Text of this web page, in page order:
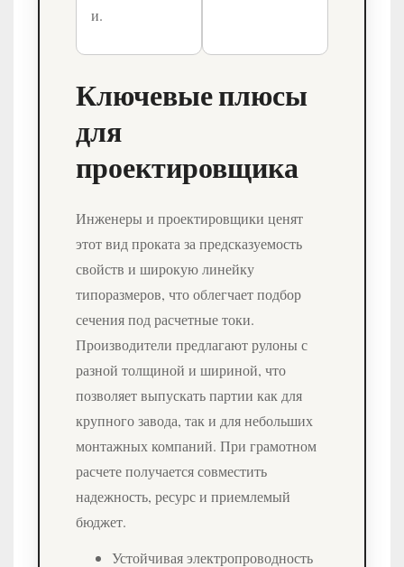
и.
Ключевые плюсы
для
проектировщика
Инженеры и проектировщики ценят
этот вид проката за предсказуемость
свойств и широкую линейку
типоразмеров, что облегчает подбор
сечения под расчетные токи.
Производители предлагают рулоны с
разной толщиной и шириной, что
позволяет выпускать партии как для
крупного завода, так и для небольших
монтажных компаний. При грамотном
расчете получается совместить
надежность, ресурс и приемлемый
бюджет.
Устойчивая электропроводность